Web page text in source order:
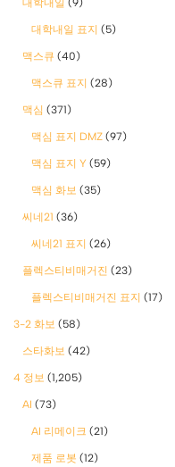
대학내일 표지 (5)
맥스큐 (40)
맥스큐 표지 (28)
맥심 (371)
맥심 표지 DMZ (97)
맥심 표지 Y (59)
맥심 화보 (35)
씨네21 (36)
씨네21 표지 (26)
플렉스티비매거진 (23)
플렉스티비매거진 표지 (17)
3-2 화보 (58)
스타화보 (42)
4 정보 (1,205)
AI (73)
AI 리메이크 (21)
제품 로봇 (12)